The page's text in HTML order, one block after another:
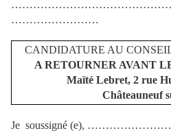
……………………
CANDIDATURE AU
A RETOURNER AVANT
Maïté Lebret, 2 rue
Châteauneuf
Je soussigné (e),